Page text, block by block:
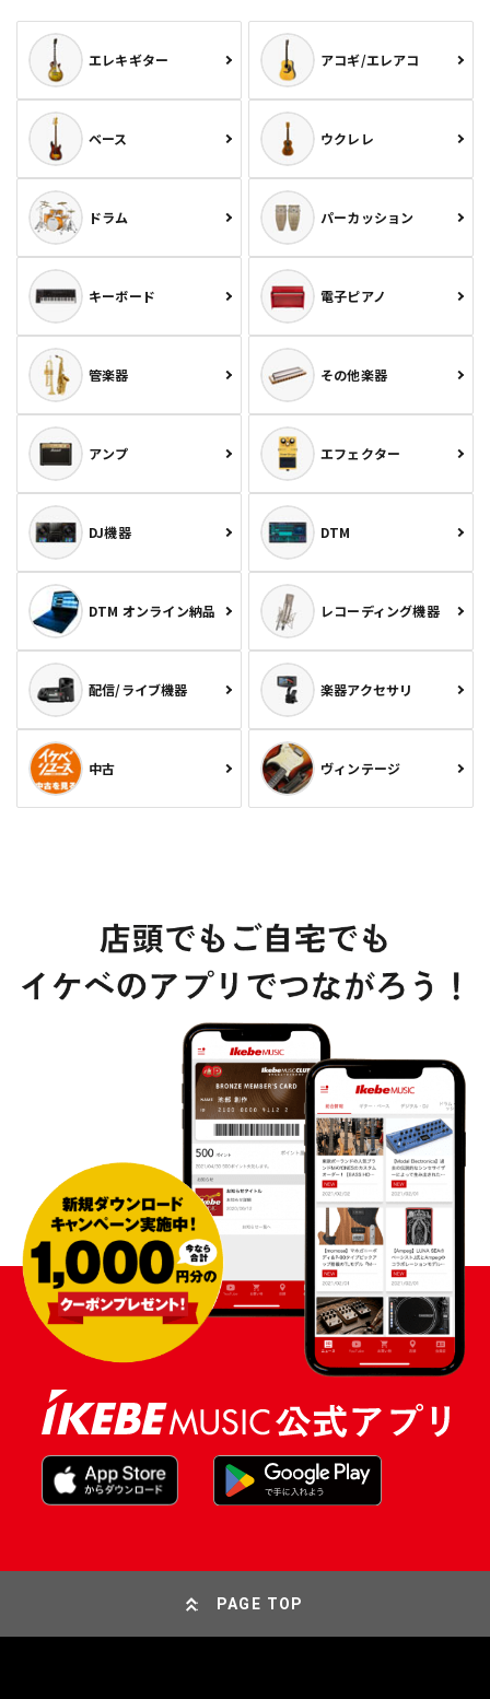
エレキギター アコギ/エレアコ
ベース ウクレレ
ドラム パーカッション
キーボード 電子ピアノ
管楽器 その他楽器
アンプ エフェクター
DJ機器 DTM
DTM オンライン納品 レコーディング機器
配信/ライブ機器 楽器アクセサリ
中古 ヴィンテージ
PAGE TOP